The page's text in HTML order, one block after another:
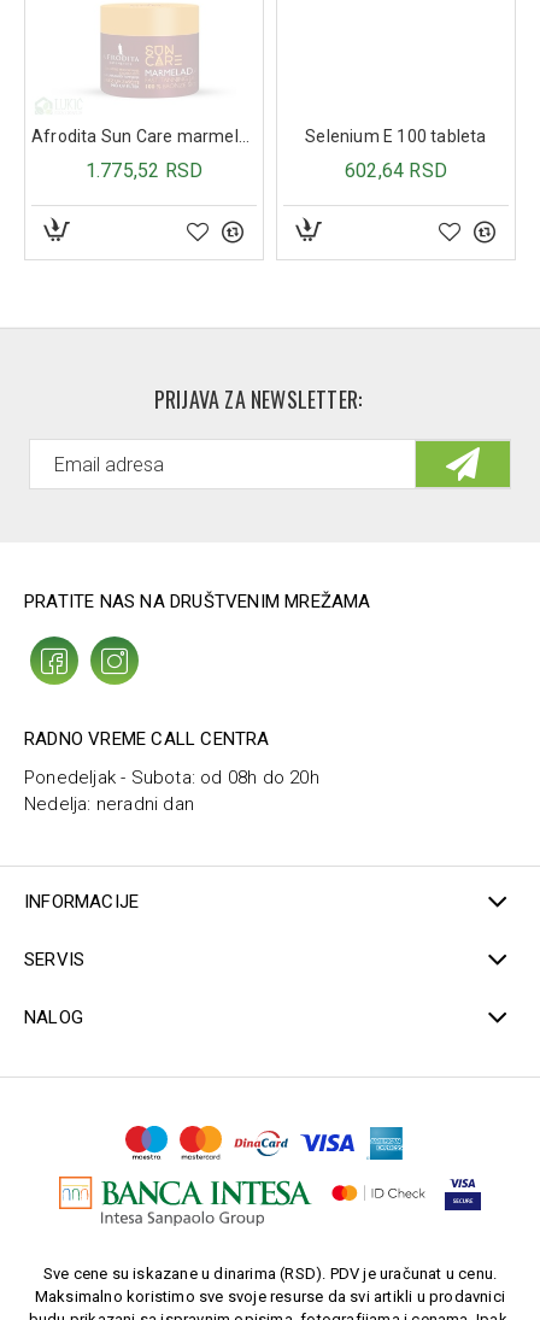
Afrodita Sun Care marmelada Bronze 200ml
1.775,52 RSD
Selenium E 100 tableta
602,64 RSD
PRIJAVA ZA NEWSLETTER:
PRATITE NAS NA DRUŠTVENIM MREŽAMA
RADNO VREME CALL CENTRA
Ponedeljak - Subota: od 08h do 20h
Nedelja: neradni dan
INFORMACIJE
SERVIS
NALOG
Sve cene su iskazane u dinarima (RSD). PDV je uračunat u cenu.
Maksimalno koristimo sve svoje resurse da svi artikli u prodavnici